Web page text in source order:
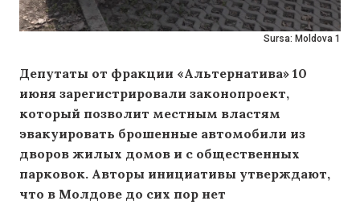
Sursa: Moldova 1
Депутаты от фракции «Альтернатива» 10
июня зарегистрировали законопроект,
который позволит местным властям
эвакуировать брошенные автомобили из
дворов жилых домов и с общественных
парковок. Авторы инициативы утверждают,
что в Молдове до сих пор нет